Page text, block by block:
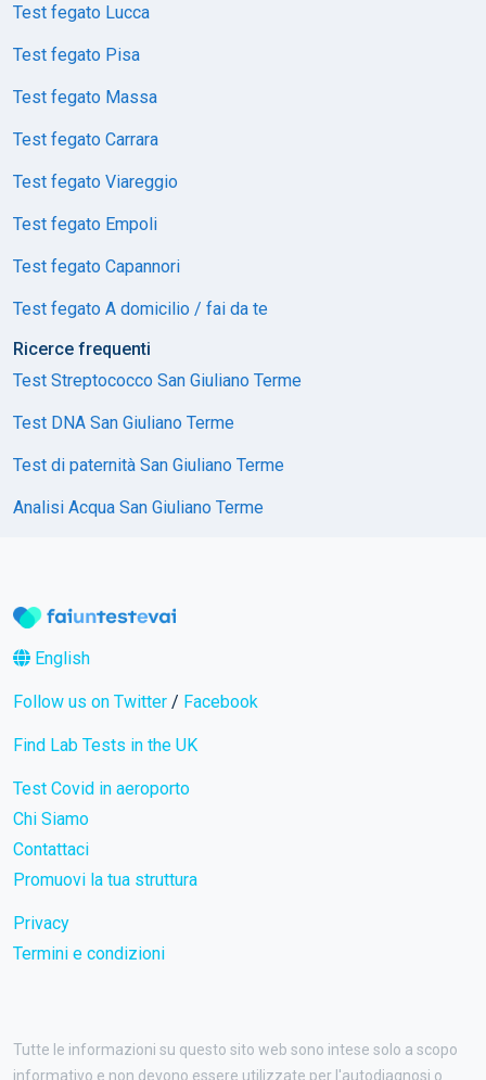
Test fegato Lucca
Test fegato Pisa
Test fegato Massa
Test fegato Carrara
Test fegato Viareggio
Test fegato Empoli
Test fegato Capannori
Test fegato A domicilio / fai da te
Ricerce frequenti
Test Streptococco San Giuliano Terme
Test DNA San Giuliano Terme
Test di paternità San Giuliano Terme
Analisi Acqua San Giuliano Terme
English
Follow us on Twitter / Facebook
Find Lab Tests in the UK
Test Covid in aeroporto
Chi Siamo
Contattaci
Promuovi la tua struttura
Privacy
Termini e condizioni
Tutte le informazioni su questo sito web sono intese solo a scopo
informativo e non devono essere utilizzate per l'autodiagnosi o